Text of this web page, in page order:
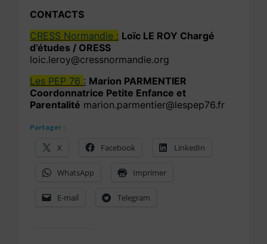
CONTACTS
CRESS Normandie : Loïc LE ROY Chargé
d’études / ORESS
loic.leroy@cressnormandie.org
Les PEP 76 : Marion PARMENTIER
Coordonnatrice Petite Enfance et
Parentalité marion.parmentier@lespep76.fr
Partager :
X Facebook LinkedIn
WhatsApp Imprimer
E-mail Telegram